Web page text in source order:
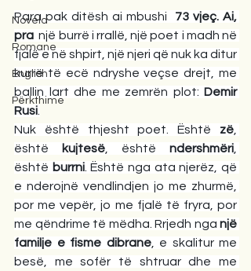
Novela
Romane
English
Përkthime
Para pak ditësh ai mbushi 73 vjeç. Ai,
pra një burrë i rrallë, një poet i madh në
fjalë e në shpirt, një njeri që nuk ka ditur
kurrë të ecë ndryshe veçse drejt, me
ballin lart dhe me zemrën plot: Demir
Rusi
Nuk është thjesht poet. Është zë
është
kujtesë , është ndershmëri
është burrni. Është nga ata njerëz, që
e nderojnë vendlindjen jo me zhurmë,
por me vepër, jo me fjalë të fryra, por
me qëndrime të mëdha. Rrjedh nga një
familje e fisme dibrane, e skalitur me
besë, me sofër të shtruar dhe me